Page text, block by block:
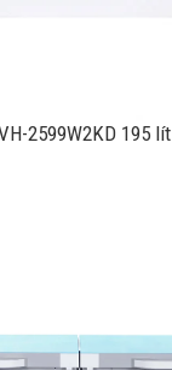
2599W2KD 195 lít